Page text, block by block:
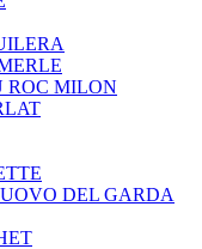
ROC MILON
DEL GARDA